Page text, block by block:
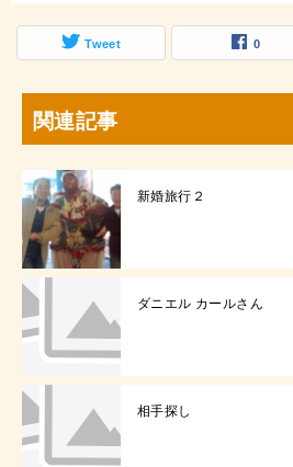
Tweet 0
関連記事
新婚旅行２
ダニエル カールさん
相手探し